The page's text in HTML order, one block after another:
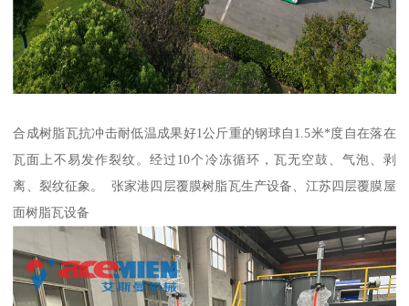
合成树脂瓦抗冲击耐低温成果好1公斤重的钢球自1.5米*度自在落在
瓦面上不易发作裂纹。经过10个冷冻循环，瓦无空鼓、气泡、剥
离、裂纹征象。 张家港四层覆膜树脂瓦生产设备、江苏四层覆膜屋
面树脂瓦设备